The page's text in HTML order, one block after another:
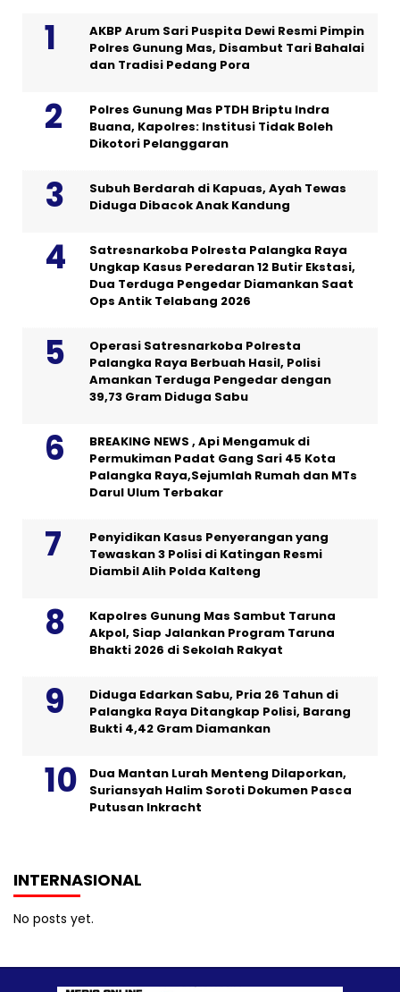
AKBP Arum Sari Puspita Dewi Resmi Pimpin
Polres Gunung Mas, Disambut Tari Bahalai
dan Tradisi Pedang Pora
Polres Gunung Mas PTDH Briptu Indra
Buana, Kapolres: Institusi Tidak Boleh
Dikotori Pelanggaran
Subuh Berdarah di Kapuas, Ayah Tewas
Diduga Dibacok Anak Kandung
Satresnarkoba Polresta Palangka Raya
Ungkap Kasus Peredaran 12 Butir Ekstasi,
Dua Terduga Pengedar Diamankan Saat
Ops Antik Telabang 2026
Operasi Satresnarkoba Polresta
Palangka Raya Berbuah Hasil, Polisi
Amankan Terduga Pengedar dengan
39,73 Gram Diduga Sabu
BREAKING NEWS , Api Mengamuk di
Permukiman Padat Gang Sari 45 Kota
Palangka Raya,Sejumlah Rumah dan MTs
Darul Ulum Terbakar
Penyidikan Kasus Penyerangan yang
Tewaskan 3 Polisi di Katingan Resmi
Diambil Alih Polda Kalteng
Kapolres Gunung Mas Sambut Taruna
Akpol, Siap Jalankan Program Taruna
Bhakti 2026 di Sekolah Rakyat
Diduga Edarkan Sabu, Pria 26 Tahun di
Palangka Raya Ditangkap Polisi, Barang
Bukti 4,42 Gram Diamankan
Dua Mantan Lurah Menteng Dilaporkan,
Suriansyah Halim Soroti Dokumen Pasca
Putusan Inkracht
INTERNASIONAL
No posts yet.